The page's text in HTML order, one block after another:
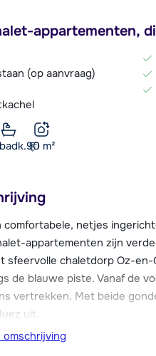
appartementen,
(op aanvraag)
90 m²
comfortabele, netjes
appartementen zijn
sfeervolle chaletdorp Oz-
de blauwe piste. Vanaf de
vertrekken. Met beide
uit.